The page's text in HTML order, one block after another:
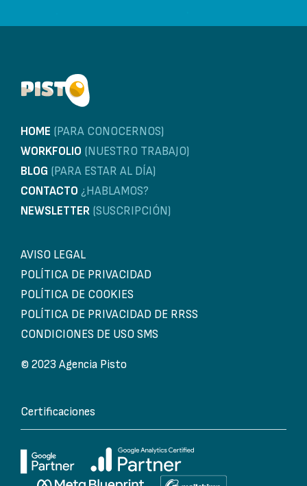
HOME (PARA CONOCERNOS)
WORKFOLIO (NUESTRO TRABAJO)
BLOG (PARA ESTAR AL DÍA)
CONTACTO ¿HABLAMOS?
NEWSLETTER (SUSCRIPCIÓN)
AVISO LEGAL
POLÍTICA DE PRIVACIDAD
POLÍTICA DE COOKIES
POLÍTICA DE PRIVACIDAD DE RRSS
CONDICIONES DE USO SMS
© 2023 Agencia Pisto
Certificaciones